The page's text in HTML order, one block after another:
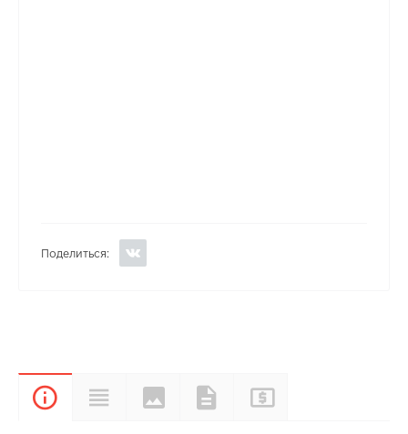
Поделиться:
ОписаниеХарактеристики
Цвета и
покрытия
Документы